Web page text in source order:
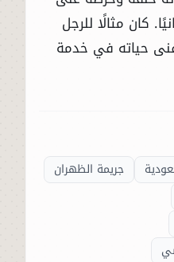
كان مثالًا للرجل
حياته في خدمة
جريمة الظهران